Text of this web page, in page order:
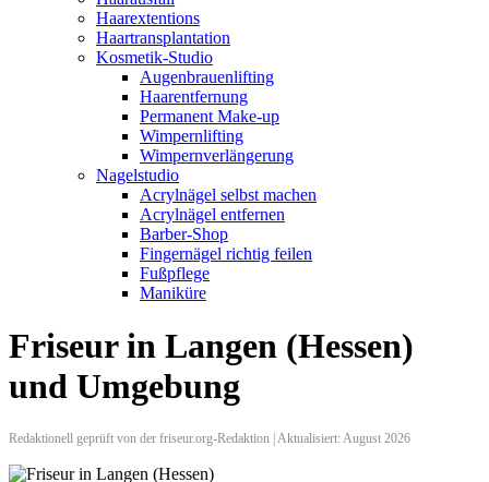
Haarextentions
Haartransplantation
Kosmetik-Studio
Augenbrauenlifting
Haarentfernung
Permanent Make-up
Wimpernlifting
Wimpernverlängerung
Nagelstudio
Acrylnägel selbst machen
Acrylnägel entfernen
Barber-Shop
Fingernägel richtig feilen
Fußpflege
Maniküre
Friseur in Langen (Hessen)
und Umgebung
Redaktionell geprüft von der friseur.org-Redaktion | Aktualisiert: August 2026